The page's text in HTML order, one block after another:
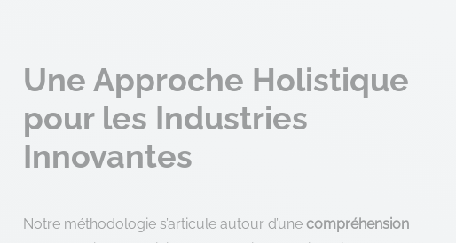
Une Approche Holistique
pour les Industries
Innovantes
Notre méthodologie s’articule autour d’unecompréhension